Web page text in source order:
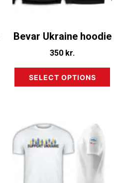
Bevar Ukraine hoodie
350 kr.
SELECT OPTIONS